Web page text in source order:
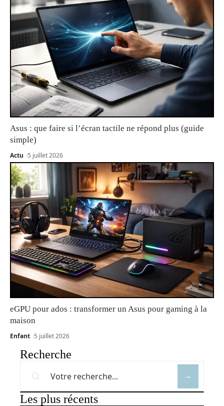
Asus : que faire si l’écran tactile ne répond plus (guide
simple)
Actu 5 juillet 2026
eGPU pour ados : transformer un Asus pour gaming à la
maison
Enfant 5 juillet 2026
Recherche
Les plus récents